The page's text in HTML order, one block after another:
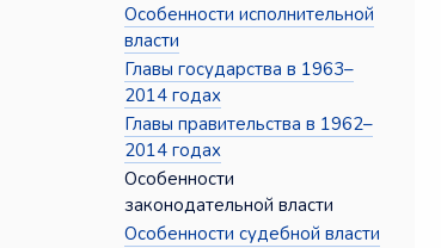
Особенности исполнительной
власти
Главы государства в 1963–
2014 годах
Главы правительства в 1962–
2014 годах
Особенности
законодательной власти
Особенности судебной власти